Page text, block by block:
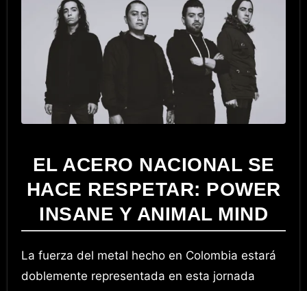
EL ACERO NACIONAL SE
HACE RESPETAR: POWER
INSANE Y ANIMAL MIND
La fuerza del metal hecho en Colombia estará
doblemente representada en esta jornada